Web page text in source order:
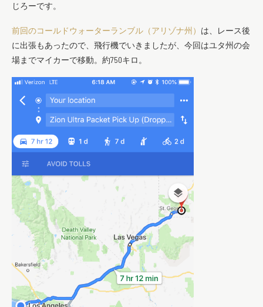
じろーです。
前回のコールドウォーターランブル（アリゾナ州） は、レース後
に出張もあったので、飛行機でいきましたが、今回はユタ州の会
場までマイカーで移動。約750キロ。